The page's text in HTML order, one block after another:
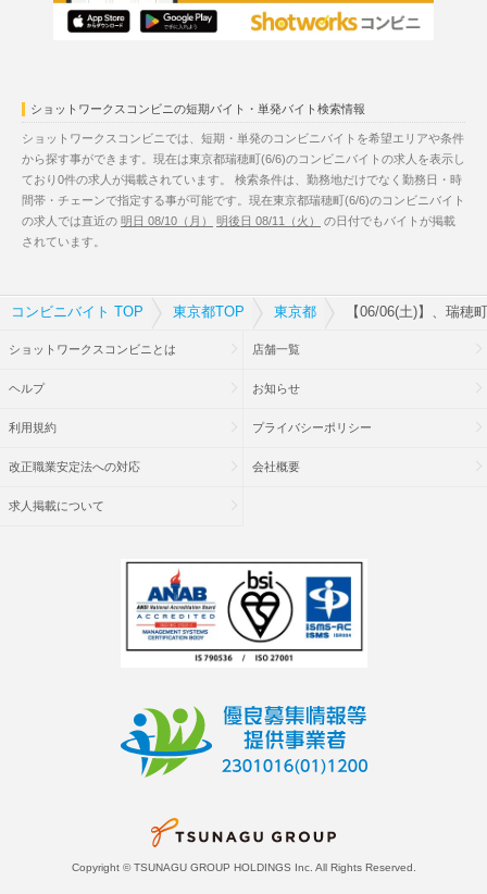
ショットワークスコンビニの短期バイト・単発バイト検索情報
ショットワークスコンビニでは、短期・単発のコンビニバイトを希望エリアや条件
から探す事ができます。現在は東京都瑞穂町(6/6)のコンビニバイトの求人を表示し
ており0件の求人が掲載されています。 検索条件は、勤務地だけでなく勤務日・時
間帯・チェーンで指定する事が可能です。現在東京都瑞穂町(6/6)のコンビニバイト
の求人では直近の 明日 08/10（月） 明後日 08/11（火）
の日付でもバイトが掲載
されています。
コンビニバイト TOP 東京都TOP 東京都 【06/06(土)】、瑞穂
ショットワークスコンビニとは 店舗一覧
ヘルプ お知らせ
利用規約 プライバシーポリシー
改正職業安定法への対応 会社概要
求人掲載について
Copyright © TSUNAGU GROUP HOLDINGS Inc. All Rights Reserved.